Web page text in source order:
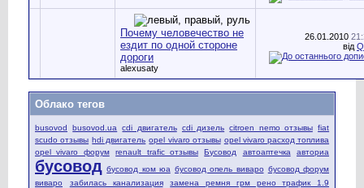
Почему человечество не
ездит по одной стороне
дороги
alexusaty
26.01.2010
від
Облако тегов
busovod busovod.ua cdi двигатель cdi дизель citroen nemo отзывы fiat
scudo отзывы hdi двигатель opel vivaro отзывы opel vivaro расход топлива
opel vivaro форум
renault trafic отзывы Бусовод автоаптечка авториа
бусовод бусовод ком юа бусовод опель виваро бусовод форум
виваро
забилась канализация
замена ремня грм рено трафик 1.9